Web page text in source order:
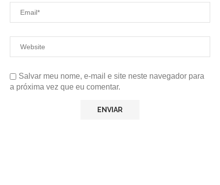
Salvar meu nome, e-mail e site neste navegador para
a próxima vez que eu comentar.